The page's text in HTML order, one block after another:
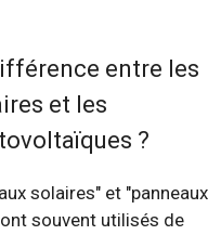
entre les
et les
?
solaires" et "panneaux
souvent utilisés de